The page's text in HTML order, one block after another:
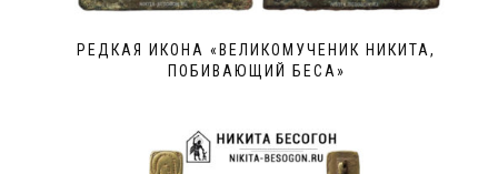
РЕДКАЯ ИКОНА «ВЕЛИКОМУЧЕНИК НИКИТА,
ПОБИВАЮЩИЙ БЕСА»